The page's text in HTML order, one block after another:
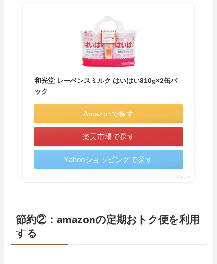
和光堂 レーベンスミルク はいはい810g×2缶パ
ック
Amazonで探す
楽天市場で探す
Yahooショッピングで探す
ポチップ
節約②：amazonの定期おトク便を利用
する